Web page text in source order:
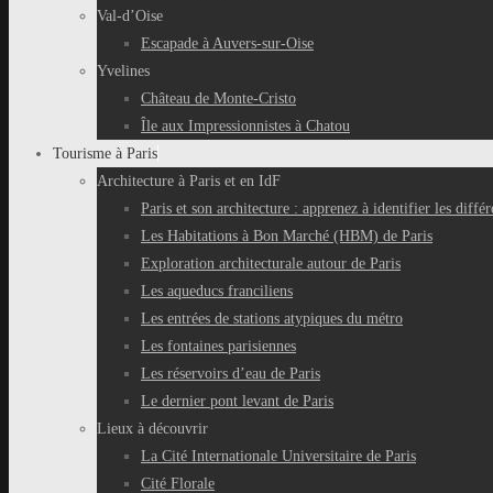
Val-d’Oise
Escapade à Auvers-sur-Oise
Yvelines
Château de Monte-Cristo
Île aux Impressionnistes à Chatou
Tourisme à Paris
Architecture à Paris et en IdF
Paris et son architecture : apprenez à identifier les
Les Habitations à Bon Marché (HBM) de Paris
Exploration architecturale autour de Paris
Les aqueducs franciliens
Les entrées de stations atypiques du métro
Les fontaines parisiennes
Les réservoirs d’eau de Paris
Le dernier pont levant de Paris
Lieux à découvrir
La Cité Internationale Universitaire de Paris
Cité Florale